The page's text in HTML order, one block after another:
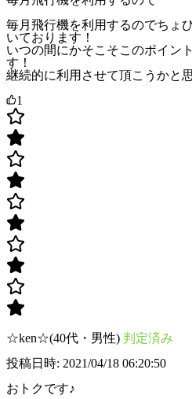
毎月飛行機を利用するのでちょ
いております！
いつの間にかそこそこのポイン
す！
継続的に利用させて頂こうかと
1
☆ken☆(40代・男性) 判定済み
投稿日時: 2021/04/18 06:20:50
おトクです♪